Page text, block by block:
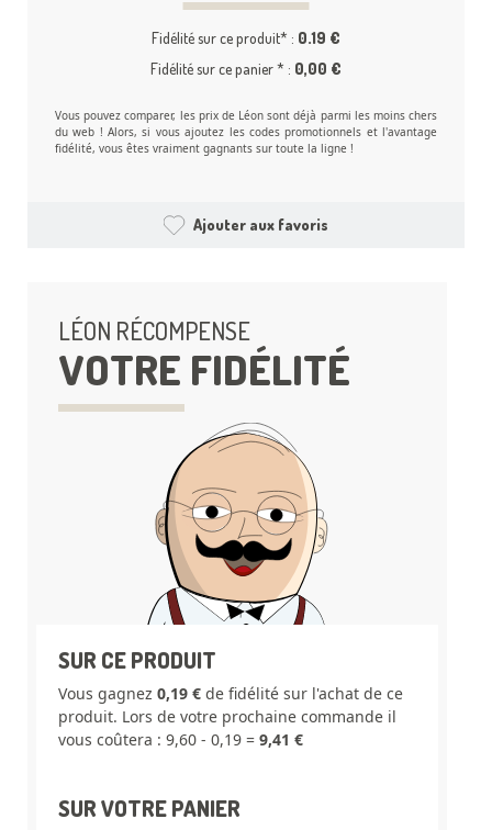
Fidélité sur ce produit* : 0.19 €
Fidélité sur ce panier * : 0,00 €
Vous pouvez comparer, les prix de Léon sont déjà parmi les moins chers
du web ! Alors, si vous ajoutez les codes promotionnels et l'avantage
fidélité, vous êtes vraiment gagnants sur toute la ligne !
Ajouter aux favoris
LÉON RÉCOMPENSE
VOTRE FIDÉLITÉ
SUR CE PRODUIT
Vous gagnez 0,19 € de fidélité sur l'achat de ce
produit. Lors de votre prochaine commande il
vous coûtera : 9,60 - 0,19 = 9,41 €
SUR VOTRE PANIER